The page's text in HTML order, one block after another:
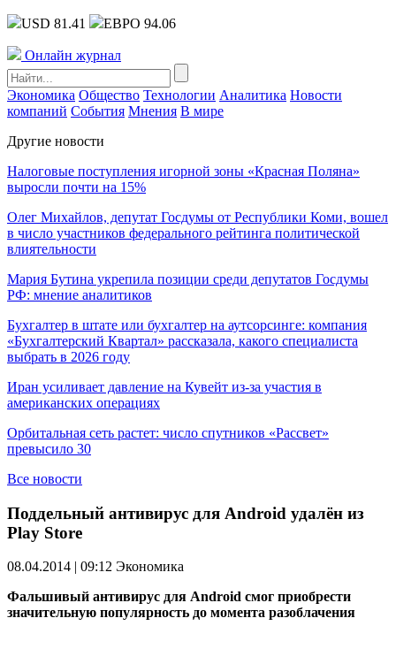
USD 81.41 ЕВРО 94.06
Онлайн журнал
Экономика Общество Технологии Аналитика Новости
компаний События Мнения В мире
Другие новости
Налоговые поступления игорной зоны «Красная Поляна»
выросли почти на 15%
Олег Михайлов, депутат Госдумы от Республики Коми, вошел
в число участников федерального рейтинга политической
влиятельности
Мария Бутина укрепила позиции среди депутатов Госдумы
РФ: мнение аналитиков
Бухгалтер в штате или бухгалтер на аутсорсинге: компания
«Бухгалтерский Квартал» рассказала, какого специалиста
выбрать в 2026 году
Иран усиливает давление на Кувейт из-за участия в
американских операциях
Орбитальная сеть растет: число спутников «Рассвет»
превысило 30
Все новости
Поддельный антивирус для Android удалён из
Play Store
08.04.2014 | 09:12 Экономика
Фальшивый антивирус для Android смог приобрести
значительную популярность до момента разоблачения